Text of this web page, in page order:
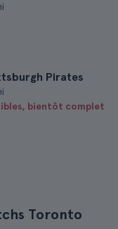
Pirates
bientôt complet
Toronto